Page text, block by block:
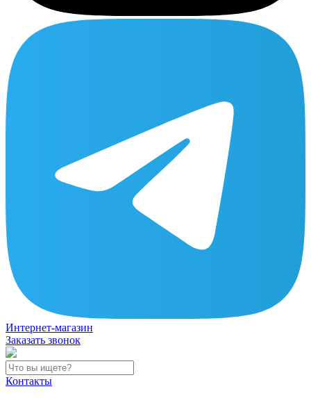
Интернет-магазин
Заказать звонок
Контакты